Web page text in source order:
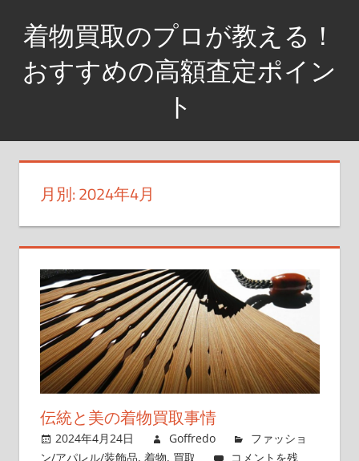
着物買取のプロが教える！
おすすめの高額査定ポイン
ト
着
物
ら、
月別: 2024年4月
伝統と美の着物買取事情
2024年4月24日 Goffredo
ファッショ
ン/アパレル/装飾品, 着物, 買取
コメントを残